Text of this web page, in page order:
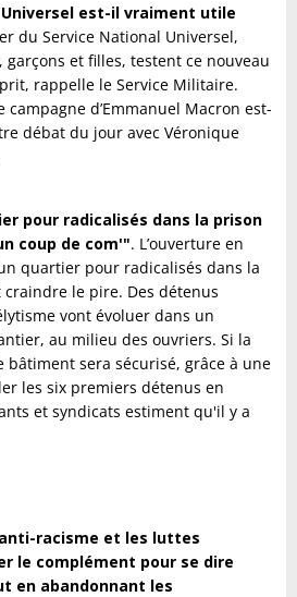
Universel est-il vraiment utile
du Service National Universel,
garçons et filles, testent ce nouveau
rappelle le Service Militaire.
campagne d’Emmanuel Macron est-
débat du jour avec Véronique
pour radicalisés dans la prison
coup de com'". L’ouverture en
quartier pour radicalisés dans la
craindre le pire. Des détenus
vont évoluer dans un
au milieu des ouvriers. Si la
sera sécurisé, grâce à une
les six premiers détenus en
et syndicats estiment qu'il y a
racisme et les luttes
le complément pour se dire
en abandonnant les